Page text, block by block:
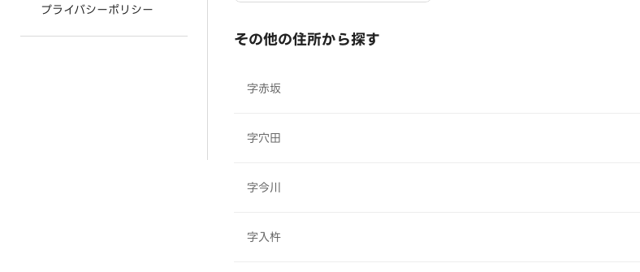
プライバシーポリシー
その他の住所から探す
字赤坂
字穴田
字今川
字入杵